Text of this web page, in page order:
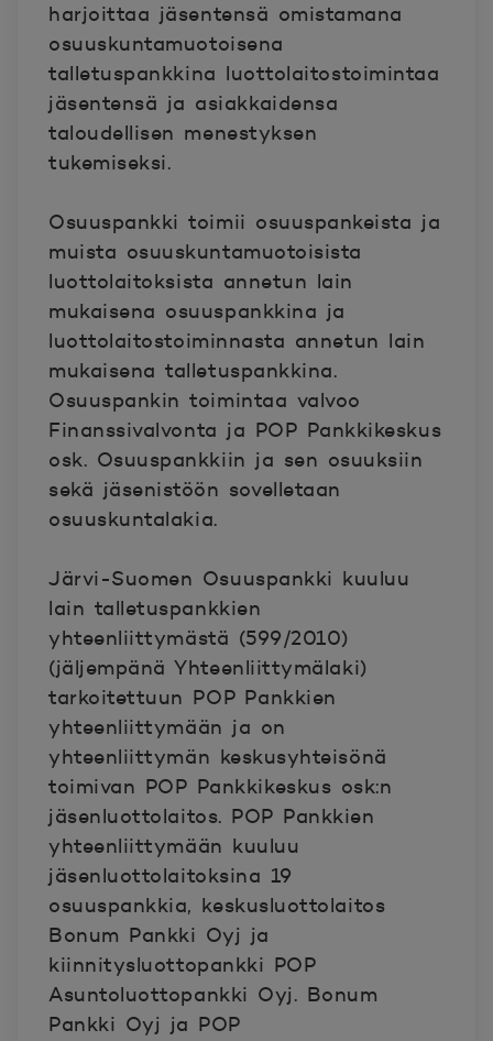
harjoittaa jäsentensä omistamana
osuuskuntamuotoisena
talletuspankkina luottolaitostoimintaa
jäsentensä ja asiakkaidensa
taloudellisen menestyksen
tukemiseksi.
Osuuspankki toimii osuuspankeista ja
muista osuuskuntamuotoisista
luottolaitoksista annetun lain
mukaisena osuuspankkina ja
luottolaitostoiminnasta annetun lain
mukaisena talletuspankkina.
Osuuspankin toimintaa valvoo
Finanssivalvonta ja POP Pankkikeskus
osk. Osuuspankkiin ja sen osuuksiin
sekä jäsenistöön sovelletaan
osuuskuntalakia.
Järvi-Suomen Osuuspankki kuuluu
lain talletuspankkien
yhteenliittymästä (599/2010)
(jäljempänä Yhteenliittymälaki)
tarkoitettuun POP Pankkien
yhteenliittymään ja on
yhteenliittymän keskusyhteisönä
toimivan POP Pankkikeskus osk:n
jäsenluottolaitos. POP Pankkien
yhteenliittymään kuuluu
jäsenluottolaitoksina 19
osuuspankkia, keskusluottolaitos
Bonum Pankki Oyj ja
kiinnitysluottopankki POP
Asuntoluottopankki Oyj. Bonum
Pankki Oyj ja POP